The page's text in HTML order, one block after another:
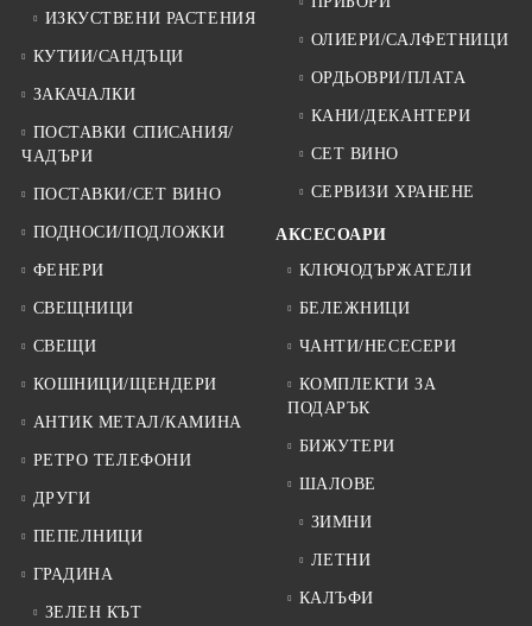
ИЗКУСТВЕНИ РАСТЕНИЯ
КУТИИ/САНДЪЦИ
ЗАКАЧАЛКИ
ПОСТАВКИ СПИСАНИЯ/
ЧАДЪРИ
ПОСТАВКИ/СЕТ ВИНО
ПОДНОСИ/ПОДЛОЖКИ
ФЕНЕРИ
СВЕЩНИЦИ
СВЕЩИ
КОШНИЦИ/ЩЕНДЕРИ
АНТИК МЕТАЛ/КАМИНА
РЕТРО ТЕЛЕФОНИ
ДРУГИ
ПЕПЕЛНИЦИ
ГРАДИНА
ЗЕЛЕН КЪТ
ОЛИЕРИ/САЛФЕТНИЦИ
ОРДЬОВРИ/ПЛАТА
КАНИ/ДЕКАНТЕРИ
СЕТ ВИНО
СЕРВИЗИ ХРАНЕНЕ
АКСЕСОАРИ
КЛЮЧОДЪРЖАТЕЛИ
БЕЛЕЖНИЦИ
ЧАНТИ/НЕСЕСЕРИ
КОМПЛЕКТИ ЗА
ПОДАРЪК
БИЖУТЕРИ
ШАЛОВЕ
ЗИМНИ
ЛЕТНИ
КАЛЪФИ